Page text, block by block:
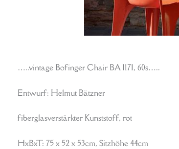
…..vintage Bofinger Chair BA 1171, 60s…..
Entwurf: Helmut Bätzner
fiberglasverstärkter Kunststoff, rot
HxBxT: 75 x 52 x 53cm, Sitzhöhe 44cm